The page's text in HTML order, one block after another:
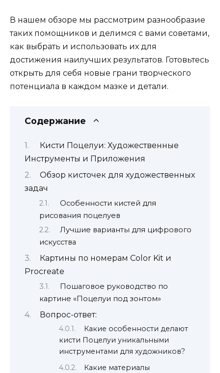
В нашем обзоре мы рассмотрим разнообразие
таких помощников и делимся с вами советами,
как выбрать и использовать их для
достижения наилучших результатов. Готовьтесь
открыть для себя новые грани творческого
потенциала в каждом мазке и детали.
Содержание
Кисти Поцелуи: Художественные
Инструменты и Приложения
Обзор кисточек для художественных
задач
Особенности кистей для
рисования поцелуев
Лучшие варианты для цифрового
искусства
Картины по номерам Color Kit и
Procreate
Пошаговое руководство по
картине «Поцелуи под зонтом»
Вопрос-ответ:
Какие особенности делают
кисти Поцелуи уникальными
инструментами для художников?
Какие материалы